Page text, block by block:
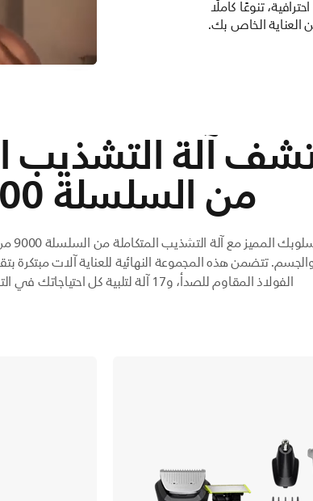
تنوعًا كاملًا
العناية الخاص بك.
آلة التشذيب
من السلسلة 9000
الفولاذ المقاوم للصدأ، و17 آلة لتلبية كل احتياجاتك في التشذيب والحلاقة.